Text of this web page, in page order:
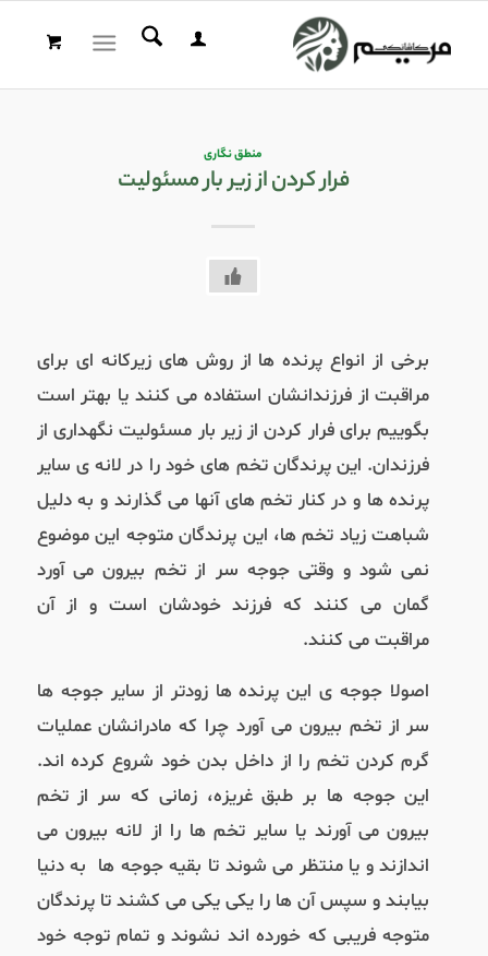
منطق نگاری
فرار کردن از زیر بار مسئولیت
برخی از انواع پرنده ها از روش های زیرکانه ای برای
مراقبت از فرزندانشان استفاده می کنند یا بهتر است
بگوییم برای فرار کردن از زیر بار مسئولیت نگهداری از
فرزندان. این پرندگان تخم های خود را در لانه ی سایر
پرنده ها و در کنار تخم های آنها می گذارند و به دلیل
شباهت زیاد تخم ها، این پرندگان متوجه این موضوع
نمی شود و وقتی جوجه سر از تخم بیرون می آورد
گمان می کنند که فرزند خودشان است و از آن
مراقبت می کنند.
اصولا جوجه ی این پرنده ها زودتر از سایر جوجه ها
سر از تخم بیرون می آورد چرا که مادرانشان عملیات
گرم کردن تخم را از داخل بدن خود شروع کرده اند.
این جوجه ها بر طبق غریزه، زمانی که سر از تخم
بیرون می آورند یا سایر تخم ها را از لانه بیرون می
اندازند و یا منتظر می شوند تا بقیه جوجه ها به دنیا
بیابند و سپس آن ها را یکی یکی می کشند تا پرندگان
متوجه فریبی که خورده اند نشوند و تمام توجه خود